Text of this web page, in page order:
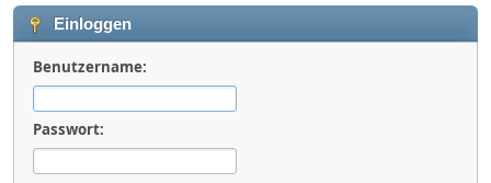
Einloggen
Benutzername:
Passwort: